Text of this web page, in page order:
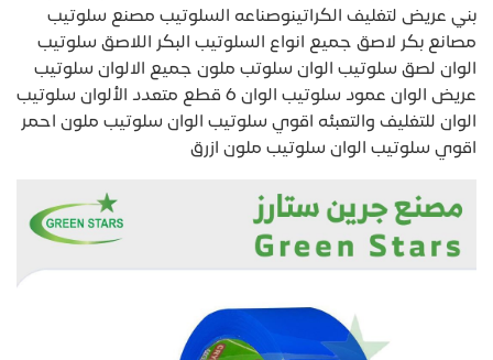
بني عريض لتغليف الكراتينوصناعه السلوتيب مصنع سلوتيب
مصانع بكر لاصق جميع انواع السلوتيب البكر اللاصق سلوتيب
الوان لصق سلوتيب الوان سلوتب ملون جميع الالوان سلوتيب
عريض الوان عمود سلوتيب الوان 6 قطع متعدد الألوان سلوتيب
الوان للتغليف والتعبئه اقوي سلوتيب الوان سلوتيب ملون احمر
اقوي سلوتيب الوان سلوتيب ملون ازرق